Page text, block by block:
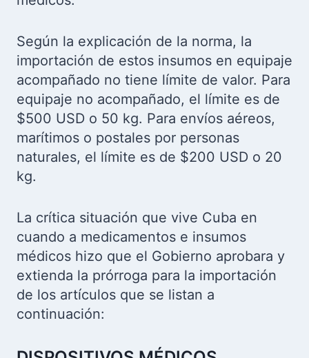
Según la explicación de la norma, la
importación de estos insumos en equipaje
acompañado no tiene límite de valor. Para
equipaje no acompañado, el límite es de
$500 USD o 50 kg. Para envíos aéreos,
marítimos o postales por personas
naturales, el límite es de $200 USD o 20
kg.
La crítica situación que vive Cuba en
cuando a medicamentos e insumos
médicos hizo que el Gobierno aprobara y
extienda la prórroga para la importación
de los artículos que se listan a
continuación: